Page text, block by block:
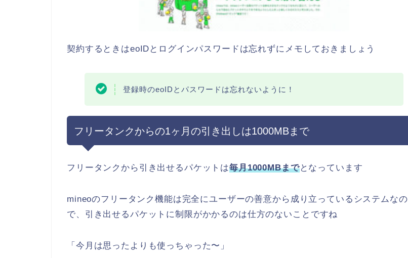
契約するときはeoIDとログインパスワードは忘れずにメモしておきましょう
登録時のeoIDとパスワードは忘れないように！
フリータンクからの1ヶ月の引き出しは1000MBまで
フリータンクから引き出せるパケットは毎月1000MBまでとなっています
mineoのフリータンク機能は完全にユーザーの善意から成り立っているシステムなの
で、引き出せるパケットに制限がかかるのは仕方のないことですね
「今月は思ったよりも使っちゃった〜」